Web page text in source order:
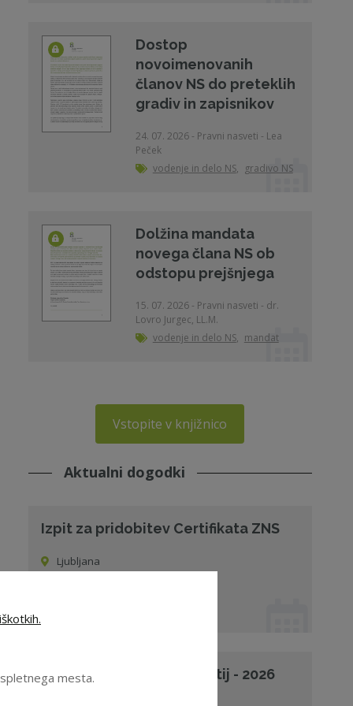
Dostop
novoimenovanih
članov NS do preteklih
gradiv in zapisnikov
24. 07. 2026 - Pravni nasveti - Lea
Peček
vodenje in delo NS, gradivo NS
Dolžina mandata
novega člana NS ob
odstopu prejšnjega
15. 07. 2026 - Pravni nasveti - dr.
Lovro Jurgec, LL.M.
vodenje in delo NS, mandat
Vstopite v knjižnico
Aktualni dogodki
Izpit za pridobitev Certifikata ZNS
Ljubljana
Upravljanje skupin podjetij - 2026
mesta.